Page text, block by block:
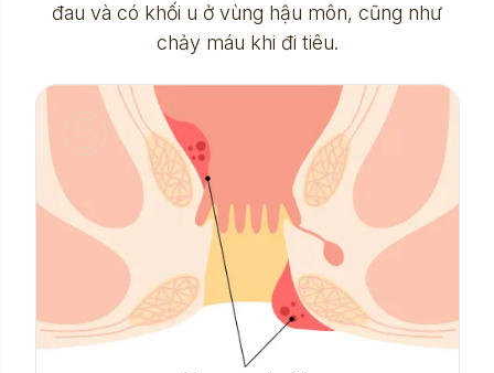
đau và có khối u ở vùng hậu môn, cũng như
chảy máu khi đi tiêu.